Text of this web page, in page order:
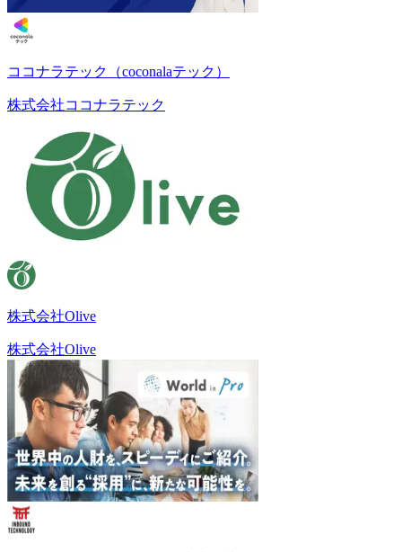
ココナラテック（coconalaテック）
株式会社ココナラテック
株式会社Olive
株式会社Olive